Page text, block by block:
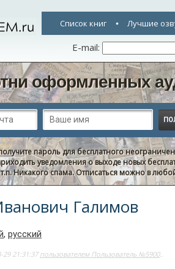
Список книг Лучшие
E-mail:
оформленных
пароль для бесплатного
уведомления о выходе новых
т.п. Никакого спама. Отписаться можно в
Галимов
, русский
29 21:31:37пользователем Пользователь №5900..